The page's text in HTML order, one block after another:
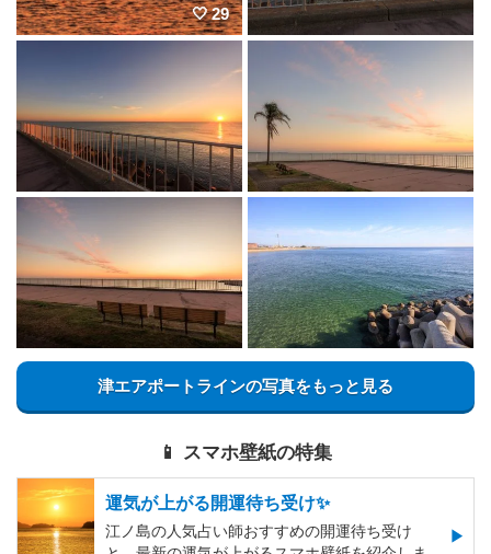
29
津エアポートラインの写真をもっと見る
📱 スマホ壁紙の特集
運気が上がる開運待ち受け✨
江ノ島の人気占い師おすすめの開運待ち受け